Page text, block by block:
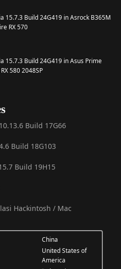
15.7.3 Build 24G419 in Asrock B365M
RX 570
15.7.3 Build 24G419 in Asus Prime
580 2048SP
Build 17G66
Build 18G103
Build 19H15
Hackintosh / Mac
China
United States of
America